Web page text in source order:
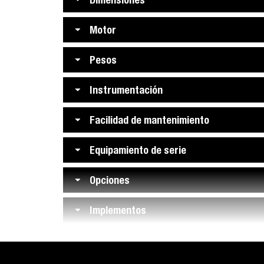
Motor
Pesos
Instrumentación
Facilidad de mantenimiento
Equipamiento de serie
Opciones
Implementos